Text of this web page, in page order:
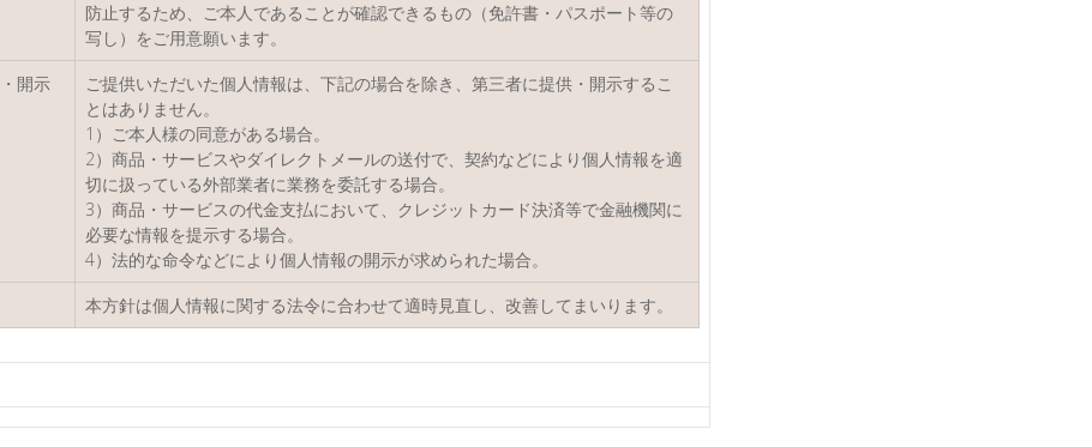
防止するため、ご本人であることが確認できるもの（免許書・パスポート等の
写し）をご用意願います。
開示
ご提供いただいた個人情報は、下記の場合を除き、第三者に提供・開示するこ
とはありません。
1）ご本人様の同意がある場合。
2）商品・サービスやダイレクトメールの送付で、契約などにより個人情報を適
切に扱っている外部業者に業務を委託する場合。
3）商品・サービスの代金支払において、クレジットカード決済等で金融機関に
必要な情報を提示する場合。
4）法的な命令などにより個人情報の開示が求められた場合。
本方針は個人情報に関する法令に合わせて適時見直し、改善してまいります。